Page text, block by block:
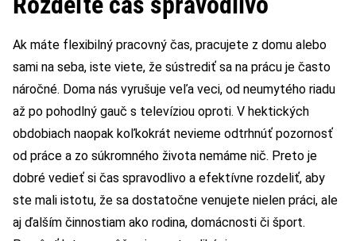
Ak máte flexibilný pracovný čas, pracujete z domu alebo
sami na seba, iste viete, že sústrediť sa na prácu je často
náročné. Doma nás vyrušuje veľa veci, od neumytého riadu
až po pohodlný gauč s televíziou oproti. V hektických
obdobiach naopak koľkokrát nevieme odtrhnúť pozornosť
od práce a zo súkromného života nemáme nič. Preto je
dobré vedieť si čas spravodlivo a efektívne rozdeliť, aby
ste mali istotu, že sa dostatočne venujete nielen práci, ale
aj ďalším činnostiam ako rodina, domácnosti či šport.